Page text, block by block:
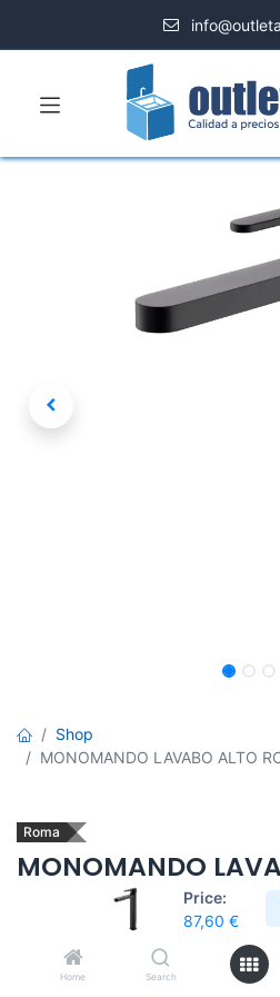
Price:
87,60 €
Home Search
Shop
MONOMANDO LAVABO ALTO
Roma
MONOMANDO
ROMA NEGRO MATE
Grifo monomando cromado alto de
3/8. Serie ROMA